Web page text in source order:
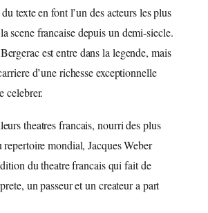
texte en font l’un des acteurs les plus
scene francaise depuis un demi-siecle.
est entre dans la legende, mais
d’une richesse exceptionnelle
celebrer.
theatres francais, nourri des plus
repertoire mondial, Jacques Weber
du theatre francais qui fait de
un passeur et un createur a part